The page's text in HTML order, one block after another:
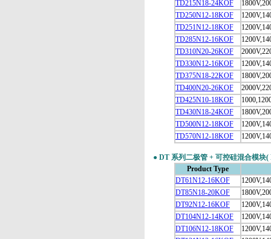
TD215N18-24KOF
TD250N12-18KOF
TD251N12-18KOF
TD285N12-16KOF
TD310N20-26KOF
TD330N12-16KOF
TD375N18-22KOF
TD400N20-26KOF
TD425N10-18KOF
TD430N18-24KOF
TD500N12-18KOF
TD570N12-18KOF
● DT 系列二极管 + 可控硅混合模块(
Product Type
DT61N12-16KOF
DT85N18-20KOF
DT92N12-16KOF
DT104N12-14KOF
DT106N12-18KOF